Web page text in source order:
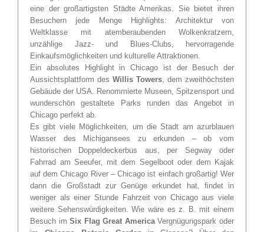
eine der großartigsten Städte Amerikas. Sie bietet ihren
Besuchern jede Menge Highlights: Architektur von
Weltklasse mit atemberaubenden Wolkenkratzern,
unzählige Jazz- und Blues-Clubs, hervorragende
Einkaufsmöglichkeiten und kulturelle Attraktionen.
Ein absolutes Highlight in Chicago ist der Besuch der
Aussichtsplattform des Willis Towers , dem zweithöchsten
Gebäude der USA. Renommierte Museen, Spitzensport und
wunderschön gestaltete Parks runden das Angebot in
Chicago perfekt ab.
Es gibt viele Möglichkeiten, um die Stadt am azurblauen
Wasser des Michigansees zu erkunden – ob vom
historischen Doppeldeckerbus aus, per Segway oder
Fahrrad am Seeufer, mit dem Segelboot oder dem Kajak
auf dem Chicago River – Chicago ist einfach großartig! Wer
dann die Großstadt zur Genüge erkundet hat, ﬁndet in
weniger als einer Stunde Fahrzeit von Chicago aus viele
weitere Sehenswürdigkeiten. Wie wäre es z. B. mit einem
Besuch imSix Flag Great AmericaVergnügungspark oder